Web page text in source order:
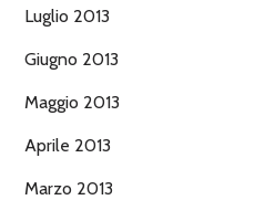
Luglio 2013
Giugno 2013
Maggio 2013
Aprile 2013
Marzo 2013